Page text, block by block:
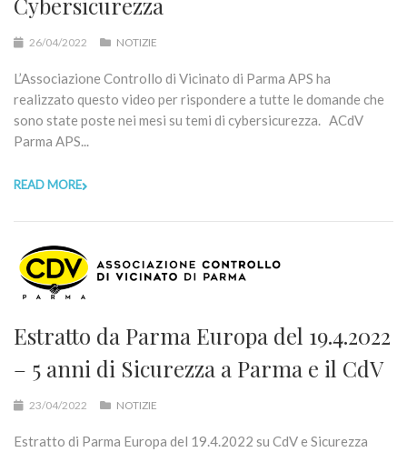
26/04/2022 NOTIZIE
L’Associazione Controllo di Vicinato di Parma APS ha
realizzato questo video per rispondere a tutte le domande che
sono state poste nei mesi su temi di cybersicurezza. ACdV
Parma APS...
READ MORE
Estratto da Parma Europa del 19.4.2022
– 5 anni di Sicurezza a Parma e il CdV
23/04/2022 NOTIZIE
Estratto di Parma Europa del 19.4.2022 su CdV e Sicurezza